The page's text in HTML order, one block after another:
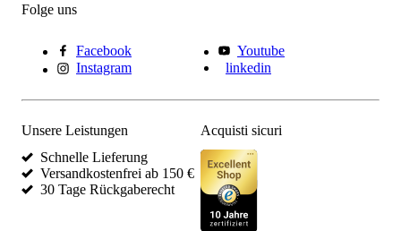
Folge uns
Facebook
Youtube
Instagram
linkedin
Unsere Leistungen
Schnelle Lieferung
Versandkostenfrei ab 150 €
30 Tage Rückgaberecht
Acquisti sicuri